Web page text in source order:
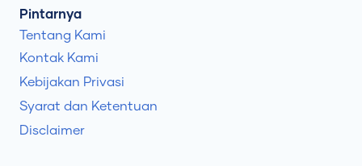
Pintarnya
Tentang Kami
Kontak Kami
Kebijakan Privasi
Syarat dan Ketentuan
Disclaimer